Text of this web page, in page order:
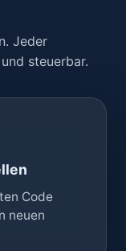
Jeder
steuerbar.
Code
neuen